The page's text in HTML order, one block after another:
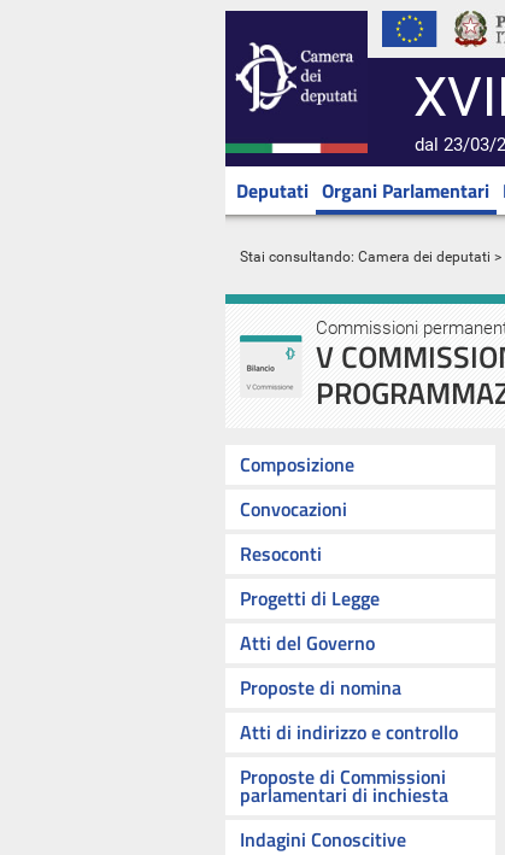
dal 23/03/
Deputati Organi Parlamentari
Stai consultando: Camera dei deputati >
Commissioni
V
Composizione
Convocazioni
Resoconti
Progetti di Legge
Atti del Governo
Proposte di nomina
Atti di indirizzo e controllo
Proposte di Commissioni
parlamentari di inchiesta
Indagini Conoscitive